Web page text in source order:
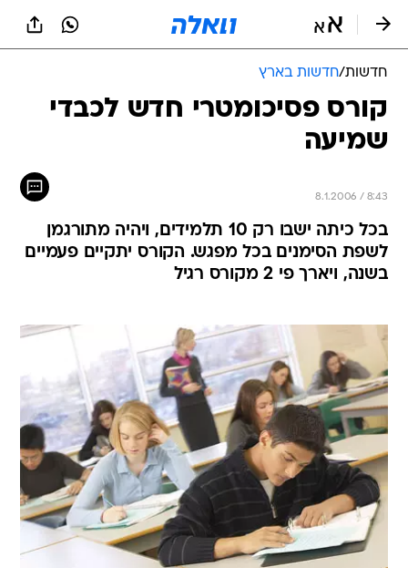
חדשות/חדשות בארץ
קורס פסיכומטרי חדש לכבדי
שמיעה
8.1.2006 / 8:43
בכל כיתה ישבו רק 10 תלמידים, ויהיה מתורגמן
לשפת הסימנים בכל מפגש. הקורס יתקיים פעמיים
בשנה, ויארך פי 2 מקורס רגיל